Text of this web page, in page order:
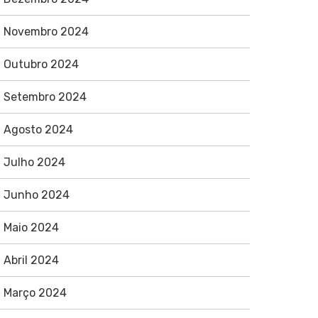
Novembro 2024
Outubro 2024
Setembro 2024
Agosto 2024
Julho 2024
Junho 2024
Maio 2024
Abril 2024
Março 2024